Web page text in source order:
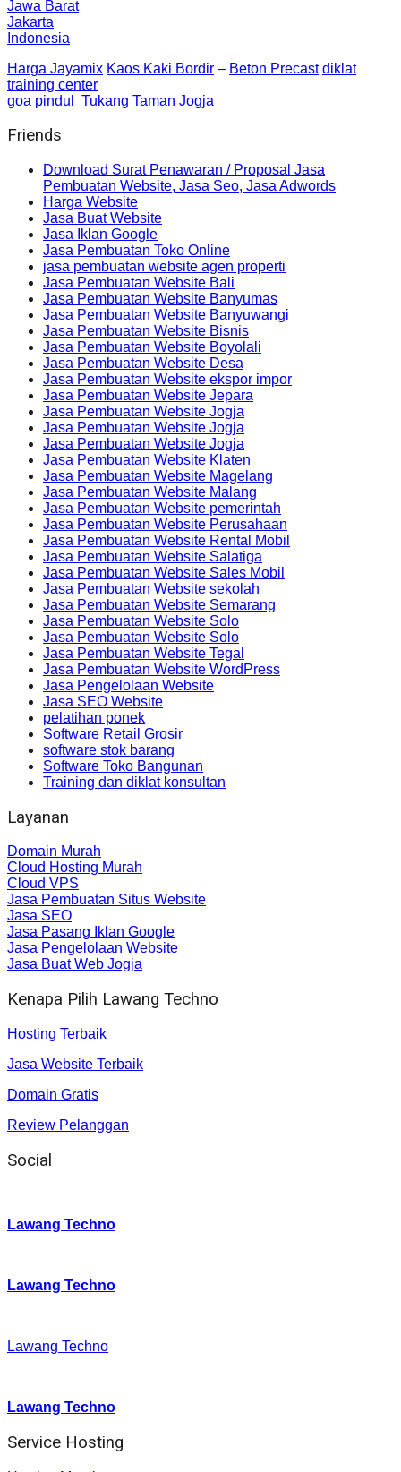
Jawa Barat
Jakarta
Indonesia
Harga Jayamix Kaos Kaki Bordir – Beton Precast diklat
training center
goa pindul
Tukang Taman Jogja
Friends
Download Surat Penawaran / Proposal Jasa
Pembuatan Website, Jasa Seo, Jasa Adwords
Harga Website
Jasa Buat Website
Jasa Iklan Google
Jasa Pembuatan Toko Online
jasa pembuatan website agen properti
Jasa Pembuatan Website Bali
Jasa Pembuatan Website Banyumas
Jasa Pembuatan Website Banyuwangi
Jasa Pembuatan Website Bisnis
Jasa Pembuatan Website Boyolali
Jasa Pembuatan Website Desa
Jasa Pembuatan Website ekspor impor
Jasa Pembuatan Website Jepara
Jasa Pembuatan Website Jogja
Jasa Pembuatan Website Jogja
Jasa Pembuatan Website Jogja
Jasa Pembuatan Website Klaten
Jasa Pembuatan Website Magelang
Jasa Pembuatan Website Malang
Jasa Pembuatan Website pemerintah
Jasa Pembuatan Website Perusahaan
Jasa Pembuatan Website Rental Mobil
Jasa Pembuatan Website Salatiga
Jasa Pembuatan Website Sales Mobil
Jasa Pembuatan Website sekolah
Jasa Pembuatan Website Semarang
Jasa Pembuatan Website Solo
Jasa Pembuatan Website Solo
Jasa Pembuatan Website Tegal
Jasa Pembuatan Website WordPress
Jasa Pengelolaan Website
Jasa SEO Website
pelatihan ponek
Software Retail Grosir
software stok barang
Software Toko Bangunan
Training dan diklat konsultan
Layanan
Domain Murah
Cloud Hosting Murah
Cloud VPS
Jasa Pembuatan Situs Website
Jasa SEO
Jasa Pasang Iklan Google
Jasa Pengelolaan Website
Jasa Buat Web Jogja
Kenapa Pilih Lawang Techno
Hosting Terbaik
Jasa Website Terbaik
Domain Gratis
Review Pelanggan
Social
Lawang Techno
Lawang Techno
Lawang Techno
Lawang Techno
Service Hosting